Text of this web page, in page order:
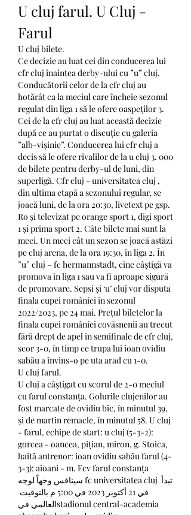
U cluj farul. U Cluj -
Farul
U cluj bilete.
Ce decizie au luat cei din conducerea lui
cfr cluj înaintea derby-ului cu ”u” cluj.
Conducătorii celor de la cfr cluj au
hotărât ca la meciul care încheie sezonul
regulat din liga 1 să le ofere oaspeților 3.
Cei de la cfr cluj au luat această decizie
după ce au purtat o discuție cu galeria
”alb-vișinie”. Conducerea lui cfr cluj a
decis să le ofere rivalilor de la u cluj 3. 000
de bilete pentru derby-ul de luni, din
superligă. Cfr cluj - universitatea cluj ,
din ultima etapă a sezonului regular, se
joacă luni, de la ora 20:30, livetext pe gsp.
Ro și televizat pe orange sport 1, digi sport
1 și prima sport 2. Câte bilete mai sunt la
meci. Un meci cât un sezon se joacă astăzi
pe cluj arena, de la ora 19:30, în liga 2. În
”u” cluj – fc hermannstadt, cine câștigă va
promova în liga 1 sau va fi aproape sigură
de promovare. Sepsi și ‘u’ cluj vor disputa
finala cupei româniei în sezonul
2022/2023, pe 24 mai. Preţul biletelor la
finala cupei româniei covăsnenii au trecut
fără drept de apel în semifinale de cfr cluj,
scor 3-0, în timp ce trupa lui ioan ovidiu
sabău a învins-o pe uta arad cu 1-0.
U cluj farul.
U cluj a câștigat cu scorul de 2-0 meciul
cu farul constanța. Golurile clujenilor au
fost marcate de ovidiu bic, în minutul 39,
și de martin remacle, în minutul 58. U cluj
- farul, echipe de start: u cluj (5-3-2):
gorcea - oancea, pițian, miron, g. Stoica,
haită antrenor: ioan ovidiu sabău farul (4-
3-3): aioani - m. Fcv farul constanța
سينافس وجهاً لوجه fc universitatea cluj تبدأ
العالمي فيstadionul central-academia